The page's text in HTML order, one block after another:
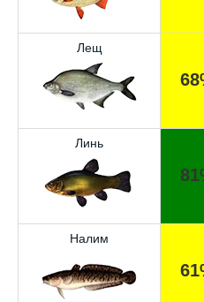
Лещ
Линь
Налим